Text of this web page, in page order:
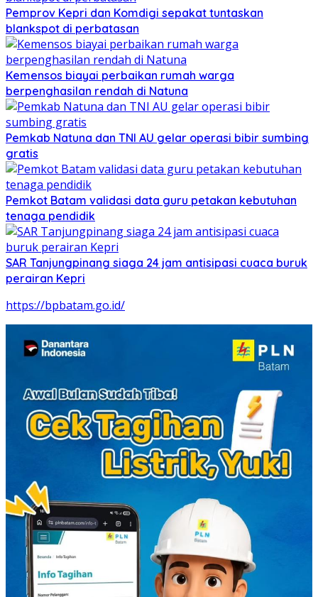
Pemprov Kepri dan Komdigi sepakat tuntaskan
blankspot di perbatasan
Kemensos biayai perbaikan rumah warga
berpenghasilan rendah di Natuna
Pemkab Natuna dan TNI AU gelar operasi bibir sumbing
gratis
Pemkot Batam validasi data guru petakan kebutuhan
tenaga pendidik
SAR Tanjungpinang siaga 24 jam antisipasi cuaca buruk
perairan Kepri
https://bpbatam.go.id/